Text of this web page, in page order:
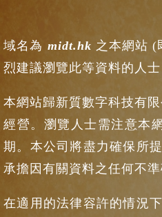
域名為 midt.hk 之本網站 (
烈建議瀏覽此等資料的人
本網站歸新質數字科技有
經營。瀏覽人士需注意本
期。本公司將盡力確保所
承擔因有關資料之任何不
在適用的法律容許的情況